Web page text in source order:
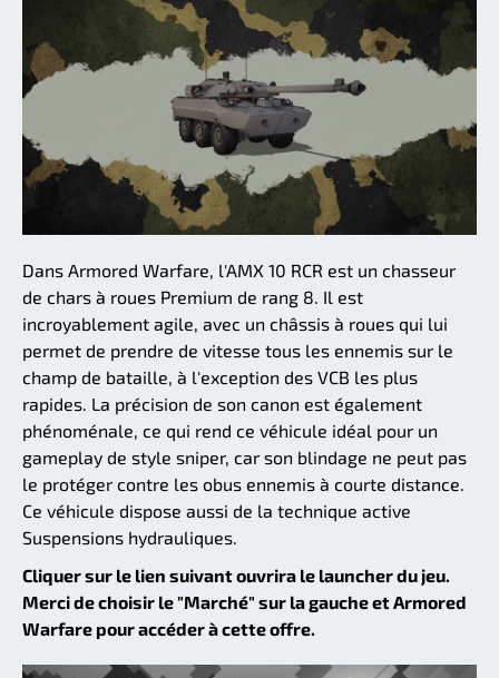
Dans Armored Warfare, l'AMX 10 RCR est un chasseur
de chars à roues Premium de rang 8. Il est
incroyablement agile, avec un châssis à roues qui lui
permet de prendre de vitesse tous les ennemis sur le
champ de bataille, à l'exception des VCB les plus
rapides. La précision de son canon est également
phénoménale, ce qui rend ce véhicule idéal pour un
gameplay de style sniper, car son blindage ne peut pas
le protéger contre les obus ennemis à courte distance.
Ce véhicule dispose aussi de la technique active
Suspensions hydrauliques.
Cliquer sur le lien suivant ouvrira le launcher du jeu.
Merci de choisir le "Marché" sur la gauche et Armored
Warfare pour accéder à cette offre.